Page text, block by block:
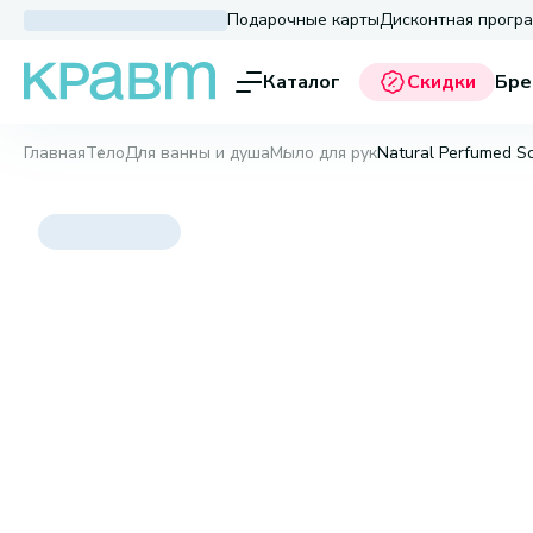
Подарочные картыДисконтная
Каталог Скидки
ГлавнаяТелоДля ванны и душаМыло для рукNatural Perfumed